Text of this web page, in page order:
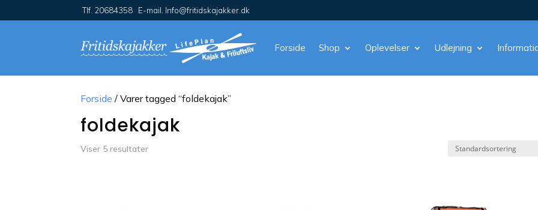
Tlf. 20684358 E-mail. Info@fritidskajakker.dk
Forside Shop Oplevelser Udlejning
Forside / Varer tagged “foldekajak”
foldekajak
Viser 5 resultater